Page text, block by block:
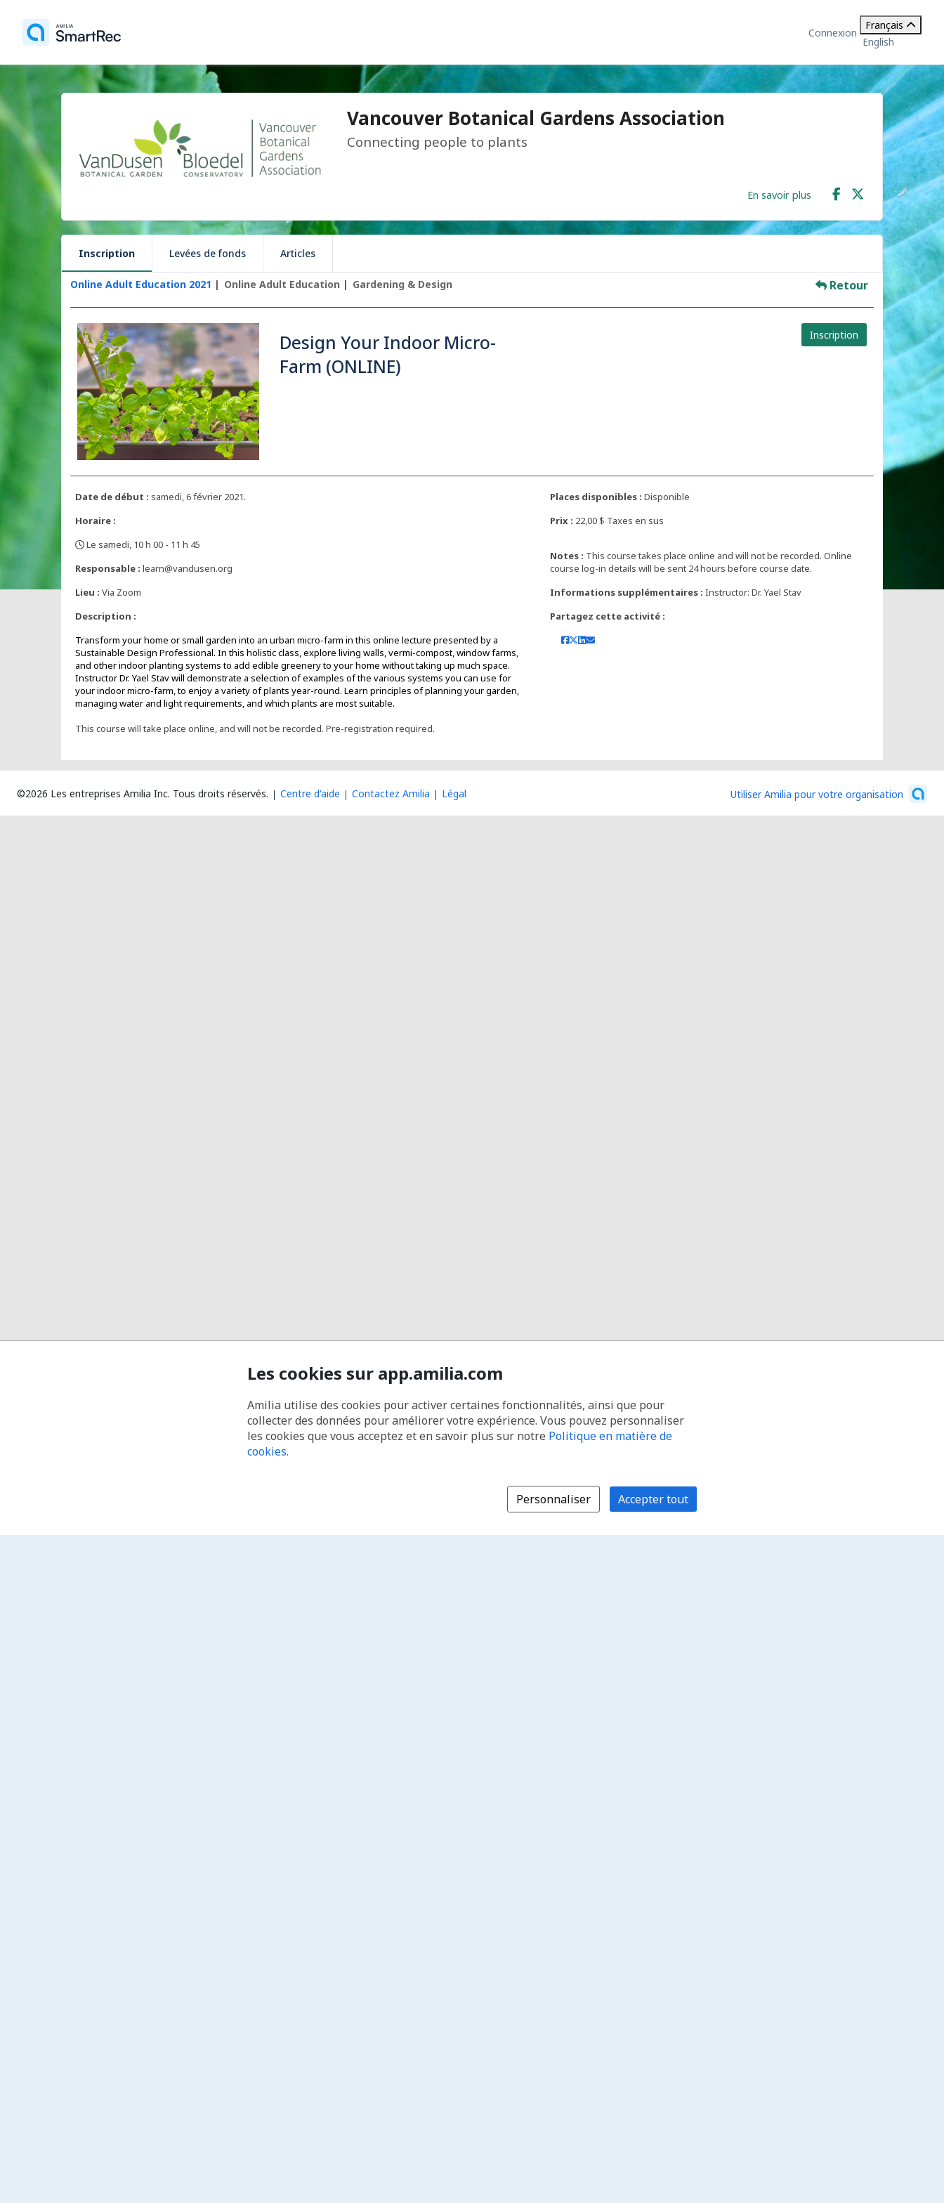
Connexion
Français
English
Vancouver Botanical Gardens Association
Connecting people to plants
En savoir plus
Inscription Levées de fonds Articles
Online Adult Education 2021 Online Adult Education Gardening & Design Retour
Design Your Indoor Micro-
Farm (ONLINE)
Inscription
Date de début : samedi, 6 février 2021.
Horaire :
Le samedi, 10 h 00 - 11 h 45
Responsable : learn@vandusen.org
Lieu : Via Zoom
Description :
Transform your home or small garden into an urban micro-farm in this online lecture presented by a
Sustainable Design Professional. In this holistic class, explore living walls, vermi-compost, window farms,
and other indoor planting systems to add edible greenery to your home without taking up much space.
Instructor Dr. Yael Stav will demonstrate a selection of examples of the various systems you can use for
your indoor micro-farm, to enjoy a variety of plants year-round. Learn principles of planning your garden,
managing water and light requirements, and which plants are most suitable.
This course will take place online, and will not be recorded. Pre-registration required.
Places disponibles : Disponible
Prix : 22,00 $ Taxes en sus
Notes : This course takes place online and will not be recorded. Online
course log-in details will be sent 24 hours before course date.
Informations supplémentaires : Instructor: Dr. Yael Stav
Partagez cette activité :
©2026 Les entreprises Amilia Inc. Tous droits réservés. Centre d'aide Contactez Amilia Légal Utiliser Amilia pour votre organisation
Les cookies sur app.amilia.com
Amilia utilise des cookies pour activer certaines fonctionnalités, ainsi que pour
collecter des données pour améliorer votre expérience. Vous pouvez personnaliser
les cookies que vous acceptez et en savoir plus sur notre Politique en matière de
cookies.
Personnaliser Accepter tout